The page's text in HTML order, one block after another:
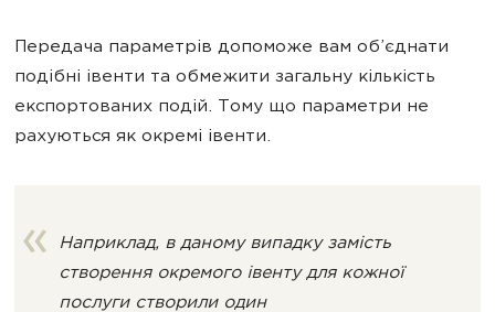
Передача параметрів допоможе вам об’єднати
подібні івенти та обмежити загальну кількість
експортованих подій. Тому що параметри не
рахуються як окремі івенти.
Наприклад, в даному випадку замість
створення окремого івенту для кожної
послуги створили один